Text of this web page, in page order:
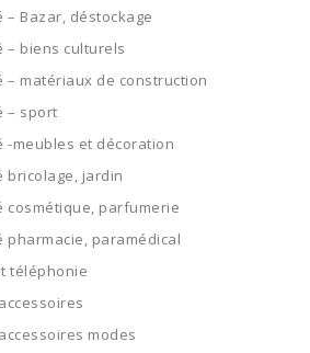
– Bazar, déstockage
– biens culturels
– matériaux de construction
– sport
-meubles et décoration
bricolage, jardin
cosmétique, parfumerie
pharmacie, paramédical
téléphonie
modes